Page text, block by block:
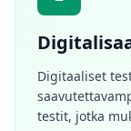
Digitaaliset
testit, jotka